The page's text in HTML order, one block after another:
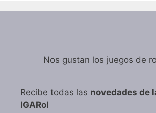
Nos gustan los juegos de
Recibe todas las novedades de
IGARol